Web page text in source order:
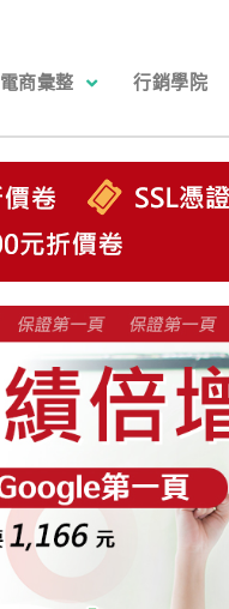
電商彙整 行銷學院